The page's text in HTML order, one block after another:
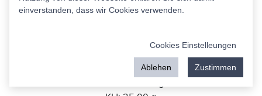
Kohlenhydratanteil
Hähnchenpfanne A. H+Zw.
25.00 g
einverstanden, dass wir Cookies verwenden.
Cookies Einstelleungen
Ablehen Zustimmen